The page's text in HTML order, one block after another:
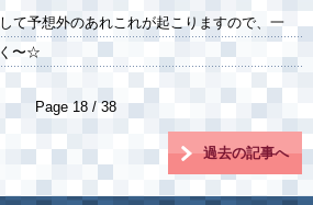
て予想外のあれこれが起こりますので、一
〜☆
Page 18 / 38
過去の記事へ